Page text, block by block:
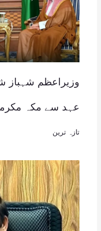
وزیراعظم
عہد سے مکہ
تازہ ترین